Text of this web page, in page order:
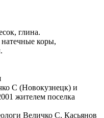
глина.
коры,
С (Новокузнецк) и
жителем поселка
Величко С, Касьянов